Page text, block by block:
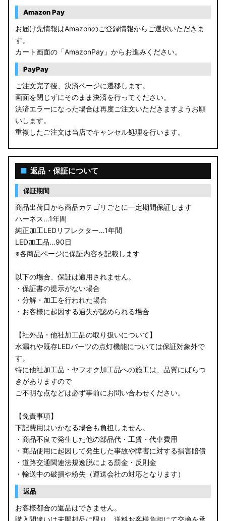
Amazon Pay
お届け先情報はAmazonのご登録情報からご選択いただきま
す。
カート画面の「AmazonPay」からお進みください。
PayPay
ご注文完了後、決済ページに遷移します。
画面を閉じずにそのまま決済を行ってください。
決済エラーになった場合は再度ご注文いただきますようお願
いします。
重複したご注文は当店でキャンセル処理を行います。
■ 返品・保証について
保証期間
商品出荷日から商品カテゴリごとに一定期間保証します
ハーネス…1年間
純正加工LEDリフレクター…1年間
LED加工品…90日
※各商品ページに保証内容を記載します
以下の場合、保証は適用されません。
・保証書の提示がない場合
・分解・加工を行われた場合
・お客様に起因する過失が認められる場合
【社外品・他社加工品の取り扱いについて】
水漏れや既存LEDパーツの点灯機能については保証対象外で
す。
特に他社加工品・ヤフオク加工品への施工は、品質にばらつ
きがありますので
ご不明な点などは必ず事前にお問い合わせください。
【免責事項】
下記費用はいかなる場合も負担しません。
・商品不良で発生した他の部品代・工賃・代車費用
・商品使用に起因して発生した事故や障害に対する損害賠償
・道路交通関連法規逸脱による罰金・反則金
・輸送中の破損や紛失（運送会社の対応となります）
返品
お客様都合の返品はできません。